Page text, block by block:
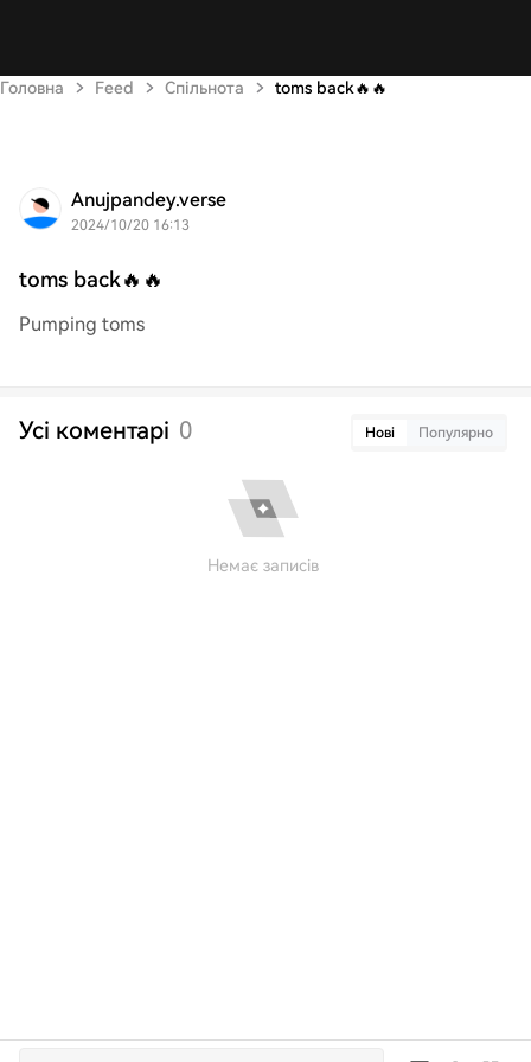
Головна Feed Спільнота toms back🔥🔥
Anujpandey.verse
2024/10/20 16:13
toms back🔥🔥
Pumping toms
Усі коментарі 0 Нові Популярно
Немає записів